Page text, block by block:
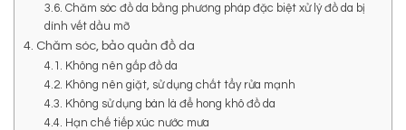
3.6. Chăm sóc đồ da bằng phương pháp đặc biệt xử lý đồ da bị
dính vết dầu mỡ
4. Chăm sóc, bảo quản đồ da
4.1. Không nên gấp đồ da
4.2. Không nên giặt, sử dụng chất tẩy rửa mạnh
4.3. Không sử dụng bàn là để hong khô đồ da
4.4. Hạn chế tiếp xúc nước mưa